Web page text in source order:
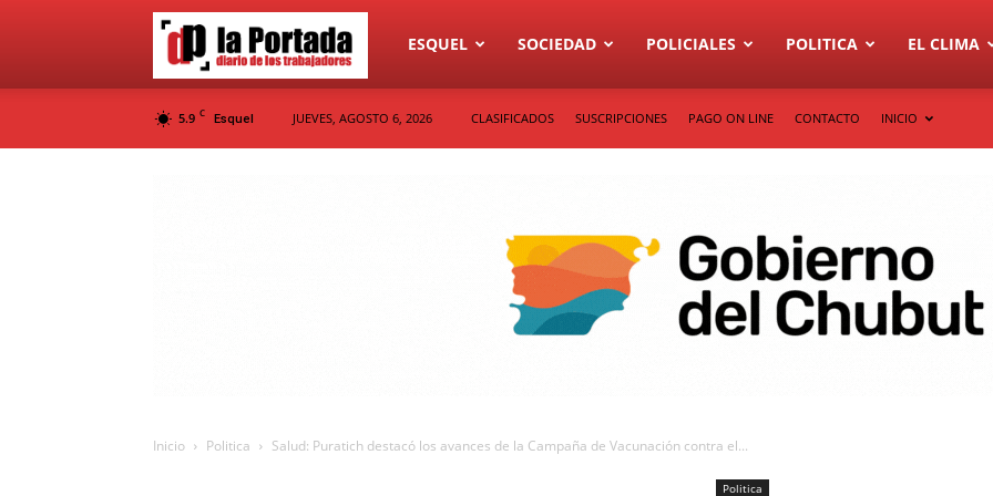
Diario
La
ESQUEL SOCIEDAD POLICIALES POLITICA EL CLIMA
5.9 C Esquel JUEVES, AGOSTO 6, 2026 CLASIFICADOS SUSCRIPCIONES PAGO ON LINE CONTACTO INICIO
Inicio Politica Salud: Puratich destacó los avances de la Campaña de Vacunación contra el...
Politica